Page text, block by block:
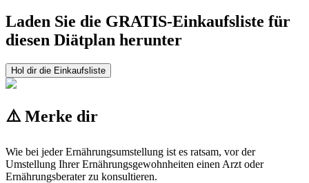
Laden Sie die GRATIS-Einkaufsliste für
diesen Diätplan herunter
Hol dir die Einkaufsliste
⚠️ Merke dir
Wie bei jeder Ernährungsumstellung ist es ratsam, vor der
Umstellung Ihrer Ernährungsgewohnheiten einen Arzt oder
Ernährungsberater zu konsultieren.